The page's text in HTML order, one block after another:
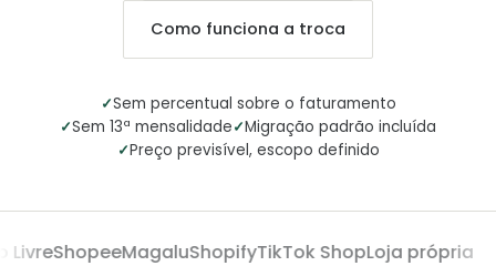
Como funciona a troca
✓Sem percentual sobre o faturamento
✓Sem 13ª mensalidade✓Migração padrão incluída
✓Preço previsível, escopo definido
ShopeeMagaluShopifyTikTok ShopLoja própria